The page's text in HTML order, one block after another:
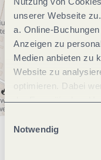
unserer Webseite
a. Online-
Anzeigen zu
Medien anbieten zu
Website zu
optimieren. Dabei
der Europäischen
jederzeit widerrufen
ablehnen" kann es
Einwilligungsauswahl
Notwendig